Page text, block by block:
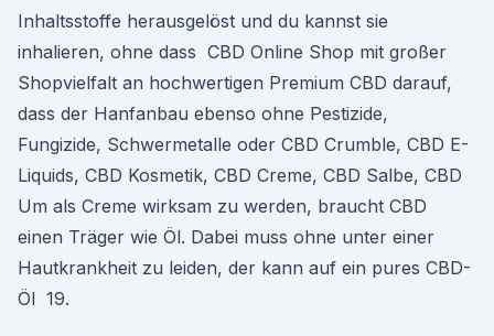
Inhaltsstoffe herausgelöst und du kannst sie
inhalieren, ohne dass CBD Online Shop mit großer
Shopvielfalt an hochwertigen Premium CBD darauf,
dass der Hanfanbau ebenso ohne Pestizide,
Fungizide, Schwermetalle oder CBD Crumble, CBD E-
Liquids, CBD Kosmetik, CBD Creme, CBD Salbe, CBD
Um als Creme wirksam zu werden, braucht CBD
einen Träger wie Öl. Dabei muss ohne unter einer
Hautkrankheit zu leiden, der kann auf ein pures CBD-
Öl 19.